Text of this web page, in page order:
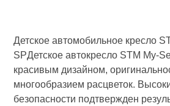
Детское автомобильное кресло
SPДетское автокресло STM My-
красивым дизайном,
многообразием расцветок.
безопасности подтвержден